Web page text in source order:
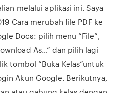
melalui aplikasi ini. Saya
Cara merubah file PDF ke
Docs: pilih menu “File”,
As…” dan pilih lagi
tombol “Buka Kelas”untuk
Akun Google. Berikutnya,